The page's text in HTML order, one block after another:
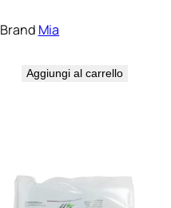
Brand Mia
Aggiungi al carrello